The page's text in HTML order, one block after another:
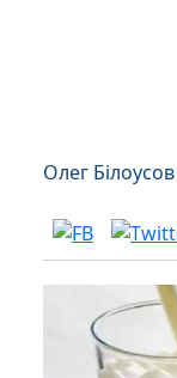
Олег Білоусов